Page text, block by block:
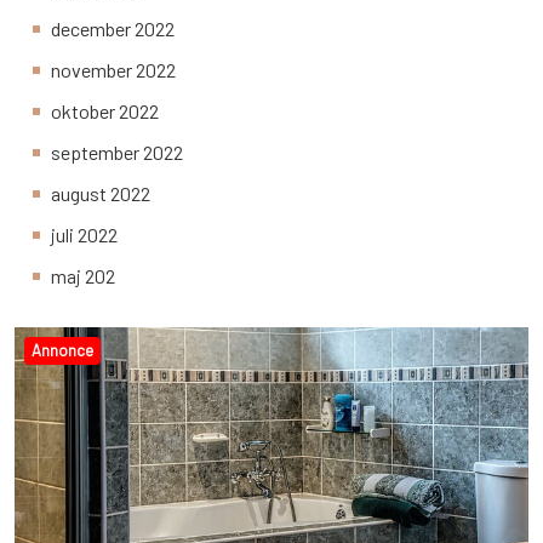
Annonce
december 2022
november 2022
oktober 2022
september 2022
august 2022
juli 2022
maj 202